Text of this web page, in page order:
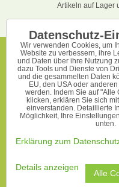
Artikeln auf Lager
Datenschutz-
Wir verwenden Cookies, um
Website zu verbessern, ihre
und Daten über ihre Nutzung
dazu Tools und Dienste von
und die gesammelten Daten
EU, den USA oder
werden. Indem Sie auf "Alle
klicken, erklären Sie sich
einverstanden. Detaillierte
Möglichkeit, Ihre
unten.
Erklärung zum
Details anzeigen
Alle